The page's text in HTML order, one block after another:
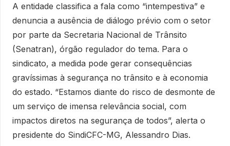
A entidade classifica a fala como “intempestiva” e
denuncia a ausência de diálogo prévio com o setor
por parte da Secretaria Nacional de Trânsito
(Senatran), órgão regulador do tema. Para o
sindicato, a medida pode gerar consequências
gravíssimas à segurança no trânsito e à economia
do estado. “Estamos diante do risco de desmonte de
um serviço de imensa relevância social, com
impactos diretos na segurança de todos”, alerta o
presidente do SindiCFC-MG, Alessandro Dias.